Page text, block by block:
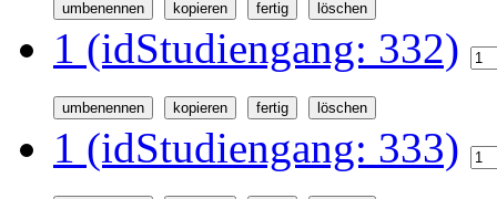
1 (idStudiengang: 332)
1 (idStudiengang: 333)